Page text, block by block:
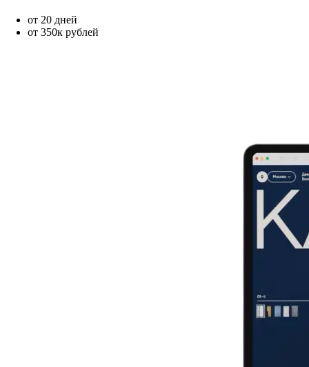
от 20 дней
от 350к рублей